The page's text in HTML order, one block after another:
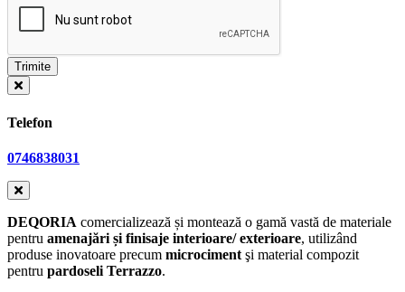
Telefon
0746838031
DEQORIA comercializează și montează o gamă vastă de materiale
pentru amenajări și finisaje interioare/ exterioare, utilizând
produse inovatoare precum microciment şi material compozit
pentru pardoseli Terrazzo.